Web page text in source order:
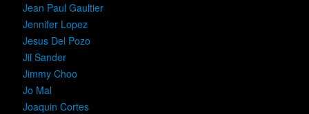
Jean Paul Gaultier
Jennifer Lopez
Jesus Del Pozo
Jil Sander
Jimmy Choo
Jo Mal
Joaquin Cortes